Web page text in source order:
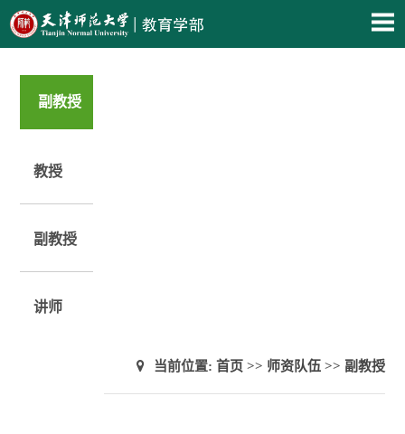
副教授
教授
副教授
讲师
当前位置: 首页 >> 师资队伍 >> 副教授